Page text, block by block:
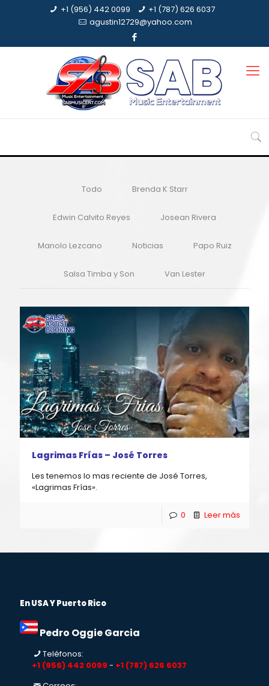
+1 (956) 442 0099
+1 (787) 626 6037
agustin12729@yahoo.com
Todo Brenda K Starr
Edwin Calvito Reyes Josean Rivera
Manolo Lezcano Noticias Papo Ruiz
Salsa Timba y Son Van Lester
Lagrimas Frías – José Torres
Les tenemos lo mas reciente de José Torres,
«Lagrimas Frías».
0 Leer más
En USA Y Puerto Rico
Pedro Oggie Garcia
Teléfonos:
+1 (956) 442 0099 - +1 (787) 626 6037